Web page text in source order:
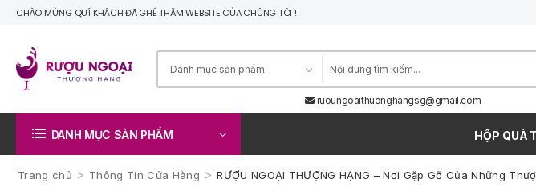
CHÀO MỪNG QUÍ KHÁCH ĐÃ GHÉ THĂM WEBSITE CỦA CHÚNG TÔI !
ruoungoaithuonghangsg@gmail.com
DANH MỤC SẢN PHẨM HỘP QUÀ
Trang chủ > Thông Tin Cửa Hàng > RƯỢU NGOẠI THƯỢNG HẠNG – Nơi Gặp Gỡ Của Những